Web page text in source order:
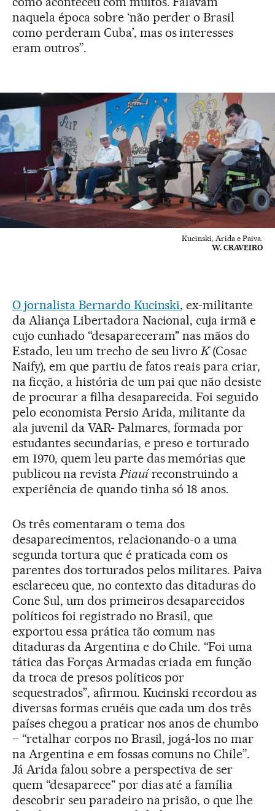
naquela época sobre ‘não perder o Brasil
como perderam Cuba’, mas os interesses
eram outros”.
Kucinski, Arida e Paiva.
W. CRAVEIRO
O jornalista Bernardo Kucinski, ex-militante
da Aliança Libertadora Nacional, cuja irmã e
cujo cunhado “desapareceram" nas mãos do
Estado, leu um trecho de seu livroK(Cosac
Naify), em que partiu de fatos reais para criar,
na ficção, a história de um pai que não desiste
de procurar a filha desaparecida. Foi seguido
pelo economista Persio Arida, militante da
ala juvenil da VAR- Palmares, formada por
estudantes secundarias, e preso e torturado
em 1970, quem leu parte das memórias que
publicou na revistaPiauíreconstruindo a
experiência de quando tinha só 18 anos.
Os três comentaram o tema dos
desaparecimentos, relacionando-o a uma
segunda tortura que é praticada com os
parentes dos torturados pelos militares. Paiva
esclareceu que, no contexto das ditaduras do
Cone Sul, um dos primeiros desaparecidos
políticos foi registrado no Brasil, que
exportou essa prática tão comum nas
ditaduras da Argentina e do Chile. “Foi uma
tática das Forças Armadas criada em função
da troca de presos políticos por
sequestrados”, afirmou. Kucinski recordou as
diversas formas cruéis que cada um dos três
países chegou a praticar nos anos de chumbo
– “retalhar corpos no Brasil, jogá-los no mar
na Argentina e em fossas comuns no Chile”.
Já Arida falou sobre a perspectiva de ser
quem “desaparece" por dias até a família
descobrir seu paradeiro na prisão, o que lhe